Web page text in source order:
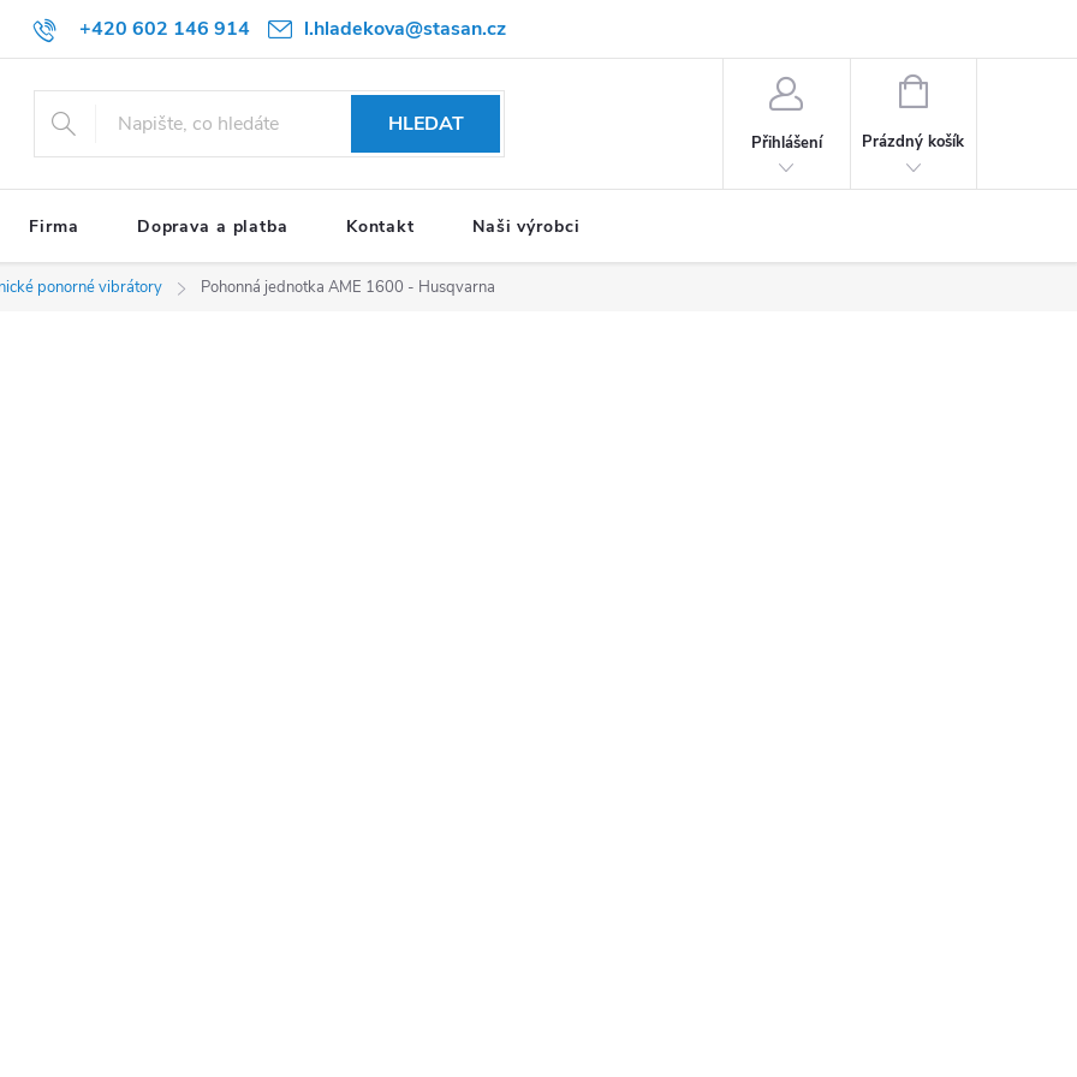
+420 602 146 914 l.hladekova@stasan.cz
HLEDAT
Přihlášení
NÁKUPNÍ
Prázdný košík
Firma Doprava a platba Kontakt Naši výrobci
ponorné vibrátory Pohonná jednotka AME 1600 - Husqvarna